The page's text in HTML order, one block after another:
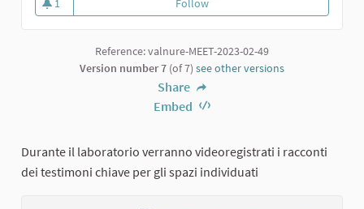
1 follower
Reference: valnure-MEET-2023-02-49
Version number 7 (of 7) see other versions
Share
Embed
Durante il laboratorio verranno videoregistrati i racconti
dei testimoni chiave per gli spazi individuati